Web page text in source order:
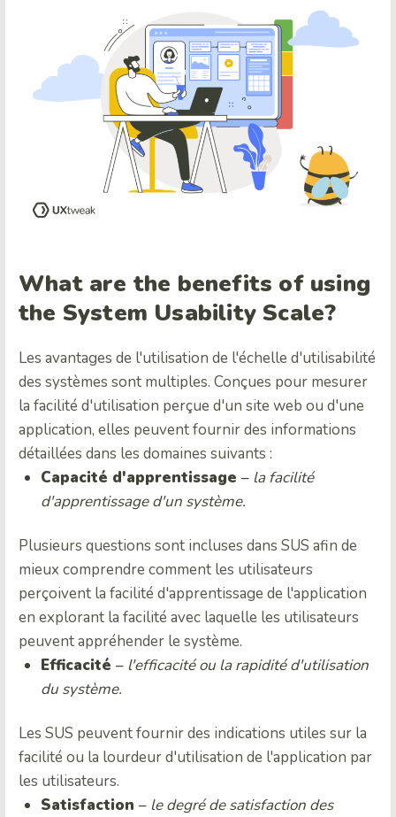
What are the benefits of using
the System Usability Scale?
Les avantages de l'utilisation de l'échelle d'utilisabilité
des systèmes sont multiples. Conçues pour mesurer
la facilité d'utilisation perçue d'un site web ou d'une
application, elles peuvent fournir des informations
détaillées dans les domaines suivants :
Capacité d'apprentissage – la facilité
d'apprentissage d'un système.
Plusieurs questions sont incluses dans SUS afin de
mieux comprendre comment les utilisateurs
perçoivent la facilité d'apprentissage de l'application
en explorant la facilité avec laquelle les utilisateurs
peuvent appréhender le système.
Efficacité – l'efficacité ou la rapidité d'utilisation
du système.
Les SUS peuvent fournir des indications utiles sur la
facilité ou la lourdeur d'utilisation de l'application par
les utilisateurs.
Satisfaction – le degré de satisfaction des